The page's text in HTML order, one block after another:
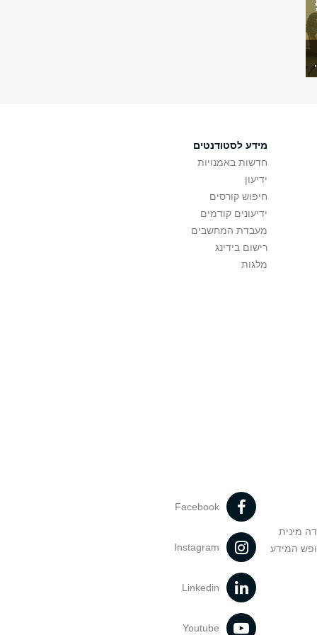
מידע לסטודנטים
חדשות באמנויות
ידיעון
חיפוש קורסים
ידיעונים קודמים
מעבדת המחשבים
רישום בידינג
מלגות
מינית
המידע
Facebook
Instagram
Linkedin
Youtube